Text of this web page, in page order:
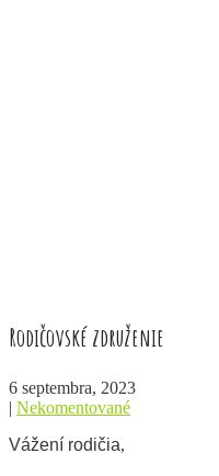
Rodičovské združenie
6 septembra, 2023
| Nekomentované
Vážení rodičia,